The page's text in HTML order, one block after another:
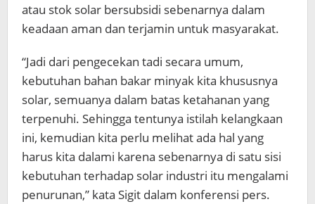
atau stok solar bersubsidi sebenarnya dalam
keadaan aman dan terjamin untuk masyarakat.
“Jadi dari pengecekan tadi secara umum,
kebutuhan bahan bakar minyak kita khususnya
solar, semuanya dalam batas ketahanan yang
terpenuhi. Sehingga tentunya istilah kelangkaan
ini, kemudian kita perlu melihat ada hal yang
harus kita dalami karena sebenarnya di satu sisi
kebutuhan terhadap solar industri itu mengalami
penurunan,” kata Sigit dalam konferensi pers.